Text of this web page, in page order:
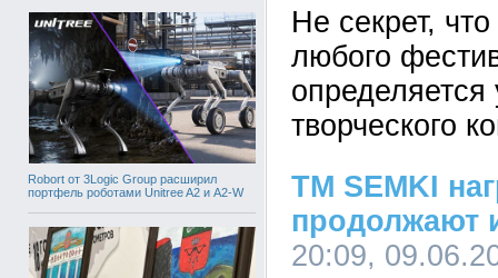
Robort от 3Logic Group расширил
портфель роботами Unitree A2 и A2-W
Не секрет,
любого
творческого
ТМ SEMKI
продолжают
20:09,